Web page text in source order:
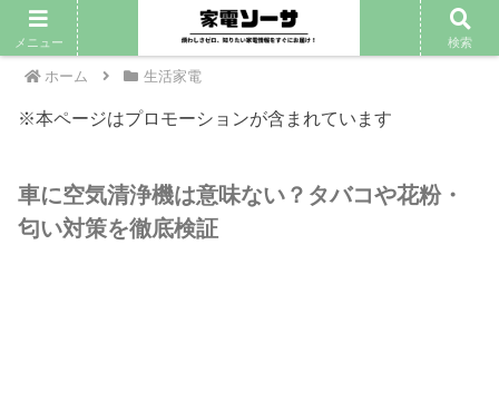
PR
ホーム 生活家電
※本ページはプロモーションが含まれています
車に空気清浄機は意味ない？タバコや花粉・
匂い対策を徹底検証
メニュー 検索